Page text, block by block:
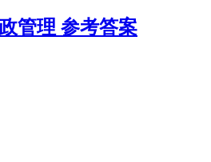
管理 参考答案